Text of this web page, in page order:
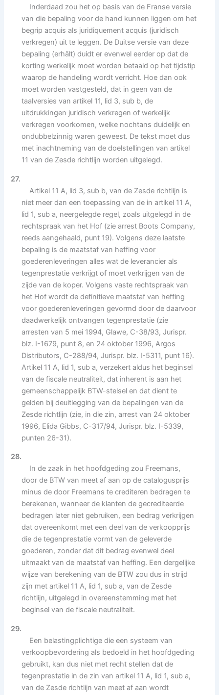
Inderdaad zou het op basis van de Franse versie
van die bepaling voor de hand kunnen liggen om het
begrip acquis als juridiquement acquis (juridisch
verkregen) uit te leggen. De Duitse versie van deze
bepaling (erhält) duidt er evenwel eerder op dat de
korting werkelijk moet worden betaald op het tijdstip
waarop de handeling wordt verricht. Hoe dan ook
moet worden vastgesteld, dat in geen van de
taalversies van artikel 11, lid 3, sub b, de
uitdrukkingen juridisch verkregen of werkelijk
verkregen voorkomen, welke nochtans duidelijk en
ondubbelzinnig waren geweest. De tekst moet dus
met inachtneming van de doelstellingen van artikel
11 van de Zesde richtlijn worden uitgelegd.
27.
Artikel 11 A, lid 3, sub b, van de Zesde richtlijn is
niet meer dan een toepassing van de in artikel 11 A,
lid 1, sub a, neergelegde regel, zoals uitgelegd in de
rechtspraak van het Hof (zie arrest Boots Company,
reeds aangehaald, punt 19). Volgens deze laatste
bepaling is de maatstaf van heffing voor
goederenleveringen alles wat de leverancier als
tegenprestatie verkrijgt of moet verkrijgen van de
zijde van de koper. Volgens vaste rechtspraak van
het Hof wordt de definitieve maatstaf van heffing
voor goederenleveringen gevormd door de daarvoor
daadwerkelijk ontvangen tegenprestatie (zie
arresten van 5 mei 1994, Glawe, C-38/93, Jurispr.
blz. I-1679, punt 8, en 24 oktober 1996, Argos
Distributors, C-288/94, Jurispr. blz. I-5311, punt 16).
Artikel 11 A, lid 1, sub a, verzekert aldus het beginsel
van de fiscale neutraliteit, dat inherent is aan het
gemeenschappelijk BTW-stelsel en dat dient te
gelden bij deuitlegging van de bepalingen van de
Zesde richtlijn (zie, in die zin, arrest van 24 oktober
1996, Elida Gibbs, C-317/94, Jurispr. blz. I-5339,
punten 26-31).
28.
In de zaak in het hoofdgeding zou Freemans,
door de BTW van meet af aan op de catalogusprijs
minus de door Freemans te crediteren bedragen te
berekenen, wanneer de klanten de gecrediteerde
bedragen later niet gebruiken, een bedrag verkrijgen
dat overeenkomt met een deel van de verkoopprijs
die de tegenprestatie vormt van de geleverde
goederen, zonder dat dit bedrag evenwel deel
uitmaakt van de maatstaf van heffing. Een dergelijke
wijze van berekening van de BTW zou dus in strijd
zijn met artikel 11 A, lid 1, sub a, van de Zesde
richtlijn, uitgelegd in overeenstemming met het
beginsel van de fiscale neutraliteit.
29.
Een belastingplichtige die een systeem van
verkoopbevordering als bedoeld in het hoofdgeding
gebruikt, kan dus niet met recht stellen dat de
tegenprestatie in de zin van artikel 11 A, lid 1, sub a,
van de Zesde richtlijn van meet af aan wordt